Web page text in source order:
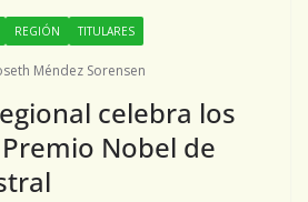
REGIÓN TITULARES
Méndez Sorensen
celebra los
Nobel de